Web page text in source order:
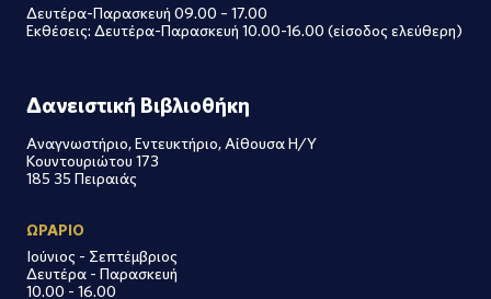
Δευτέρα-Παρασκευή 09.00 – 17.00
Εκθέσεις: Δευτέρα-Παρασκευή 10.00-16.00 (είσοδος ελεύθερη)
Δανειστική Βιβλιοθήκη
Αναγνωστήριο, Εντευκτήριο, Αίθουσα Η/Υ
Κουντουριώτου 173
185 35 Πειραιάς
ΩΡΑΡΙΟ
Ιούνιος - Σεπτέμβριος
Δευτέρα - Παρασκευή
10.00 - 16.00